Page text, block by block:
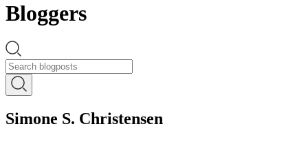
Bloggers
Simone S. Christensen